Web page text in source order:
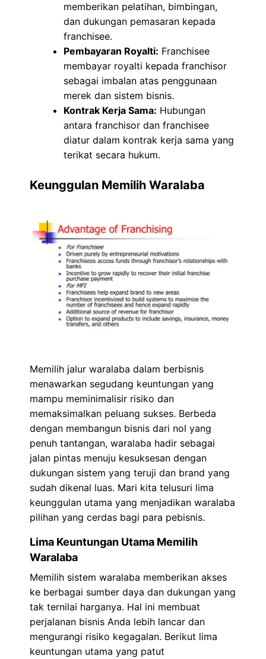
memberikan pelatihan, bimbingan,
dan dukungan pemasaran kepada
franchisee.
Pembayaran Royalti: Franchisee
membayar royalti kepada franchisor
sebagai imbalan atas penggunaan
merek dan sistem bisnis.
Kontrak Kerja Sama: Hubungan
antara franchisor dan franchisee
diatur dalam kontrak kerja sama yang
terikat secara hukum.
Keunggulan Memilih Waralaba
Memilih jalur waralaba dalam berbisnis
menawarkan segudang keuntungan yang
mampu meminimalisir risiko dan
memaksimalkan peluang sukses. Berbeda
dengan membangun bisnis dari nol yang
penuh tantangan, waralaba hadir sebagai
jalan pintas menuju kesuksesan dengan
dukungan sistem yang teruji dan brand yang
sudah dikenal luas. Mari kita telusuri lima
keunggulan utama yang menjadikan waralaba
pilihan yang cerdas bagi para pebisnis.
Lima Keuntungan Utama Memilih
Waralaba
Memilih sistem waralaba memberikan akses
ke berbagai sumber daya dan dukungan yang
tak ternilai harganya. Hal ini membuat
perjalanan bisnis Anda lebih lancar dan
mengurangi risiko kegagalan. Berikut lima
keuntungan utama yang patut